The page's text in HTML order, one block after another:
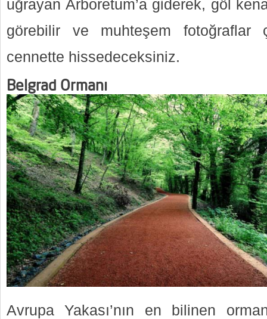
uğrayan Arboretum’a giderek, göl
görebilir ve muhteşem fotoğraflar
cennette hissedeceksiniz.
Belgrad Ormanı
Avrupa Yakası’nın en bilinen